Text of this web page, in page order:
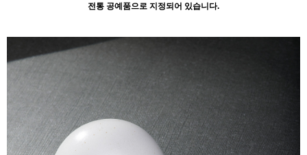
전통 공예품으로 지정되어 있습니다.